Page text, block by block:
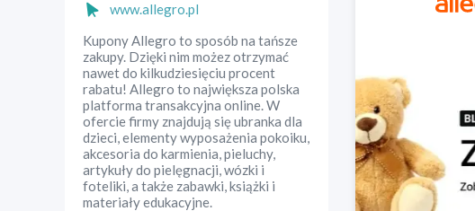
www.allegro.pl
Kupony Allegro to sposób na tańsze
zakupy. Dzięki nim możez otrzymać
nawet do kilkudziesięciu procent
rabatu! Allegro to największa polska
platforma transakcyjna online. W
ofercie firmy znajdują się ubranka dla
dzieci, elementy wyposażenia pokoiku,
akcesoria do karmienia, pieluchy,
artykuły do pielęgnacji, wózki i
foteliki, a także zabawki, książki i
materiały edukacyjne.